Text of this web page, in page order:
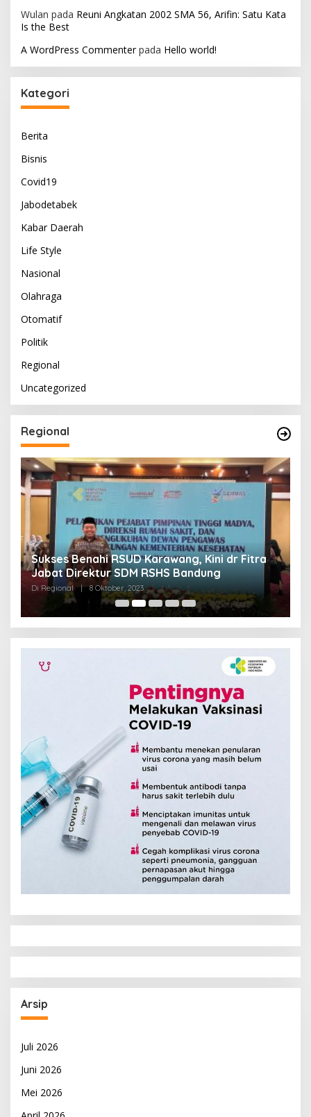
Wulan pada Reuni Angkatan 2002 SMA 56, Arifin: Satu Kata
Is the Best
A WordPress Commenterpada Hello world!
Kategori
Berita
Bisnis
Covid19
Jabodetabek
Kabar Daerah
Life Style
Nasional
Olahraga
Otomatif
Politik
Regional
Uncategorized
Regional
Sukses Benahi RSUD Karawang, Kini dr Fitra
Jabat Direktur SDM RSHS Bandung
Di Regional | 8 Oktober, 2023
Arsip
Juli 2026
Juni 2026
Mei 2026